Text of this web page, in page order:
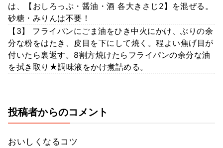
は、【おしろっぷ・醤油・酒 各大きさじ2】を混ぜる。
砂糖・みりんは不要！
【3】 フライパンにごま油をひき中火にかけ、ぶりの余
分な粉をはたき、皮目を下にして焼く。程よい焦げ目が
付いたら裏返す。8割方焼けたらフライパンの余分な油
を拭き取り★調味液をかけ煮詰める。
投稿者からのコメント
おいしくなるコツ